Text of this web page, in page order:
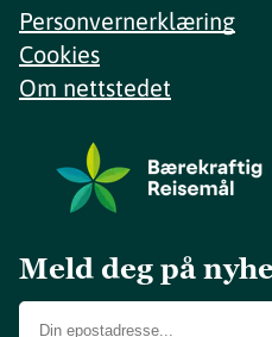
Personvernerklæring
Cookies
Om nettstedet
Meld deg på